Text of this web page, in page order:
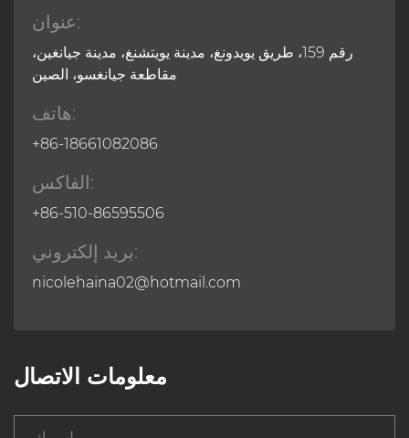
عنوان:
رقم 159، طريق يويدونغ، مدينة يويتشنغ، مدينة جيانغين،
مقاطعة جيانغسو، الصين
هاتف:
+86-18661082086
الفاكس:
+86-510-86595506
بريد إلكتروني:
nicolehaina02@hotmail.com
معلومات الاتصال